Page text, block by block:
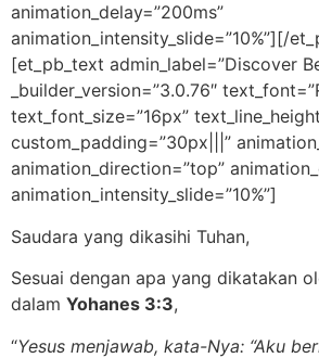
animation_delay=”200ms”
animation_intensity_slide=”10%”][/
[et_pb_text admin_label=”Discover
_builder_version=”3.0.76″
text_font_size=”16px”
custom_padding=”30px|||”
animation_direction=”top”
animation_intensity_slide=”10%”]
Saudara yang dikasihi Tuhan,
Sesuai dengan apa yang dikatakan
dalam Yohanes 3:3,
“Yesus menjawab, kata-Nya: “Aku